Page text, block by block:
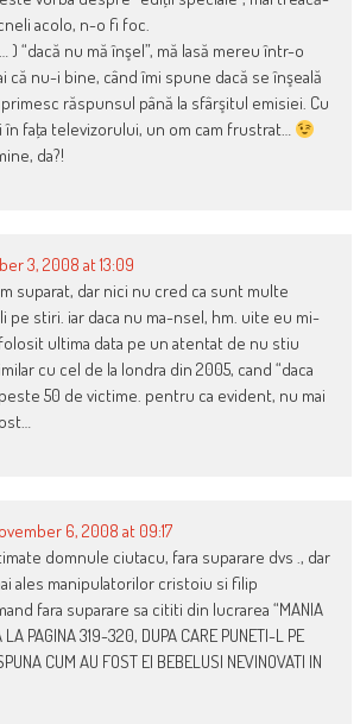
acolo, n-o fi foc.
“dacă nu mă înşel”, mă lasă mereu într-o
că nu-i bine, când îmi spune dacă se înşeală
răspunsul până la sfârşitul emisiei. Cu
în faţa televizorului, un om cam frustrat…
da?!
3, 2008 at 13:09
suparat, dar nici nu cred ca sunt multe
pe stiri. iar daca nu ma-nsel, hm. uite eu mi-
ultima data pe un atentat de nu stiu
cu cel de la londra din 2005, cand “daca
50 de victime. pentru ca evident, nu mai
6, 2008 at 09:17
domnule ciutacu, fara suparare dvs ., dar
ales manipulatorilor cristoiu si filip
fara suparare sa cititi din lucrarea “MANIA
LA PAGINA 319-320, DUPA CARE PUNETI-L PE
CUM AU FOST EI BEBELUSI NEVINOVATI IN